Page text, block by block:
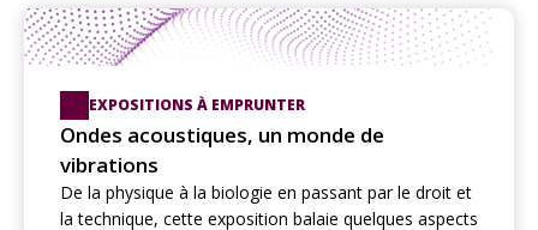
EXPOSITIONS À EMPRUNTER
Ondes acoustiques, un monde de
vibrations
De la physique à la biologie en passant par le droit et
la technique, cette exposition balaie quelques aspects